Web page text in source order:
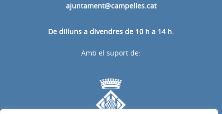
ajuntament@campelles.cat
De dilluns a divendres de 10 h a 14 h.
Amb el suport de: